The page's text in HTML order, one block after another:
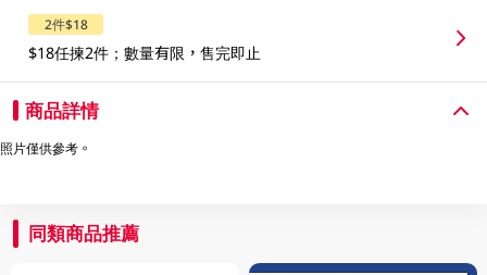
2件$18
$18任揀2件；數量有限，售完即止
商品詳情
照片僅供參考。
同類商品推薦